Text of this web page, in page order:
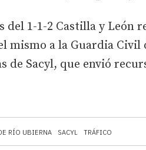
RÍO UBIERNA SACYL TRÁFICO
del 1-1-2 Castilla y León
mismo a la Guardia Civil
de Sacyl, que envió